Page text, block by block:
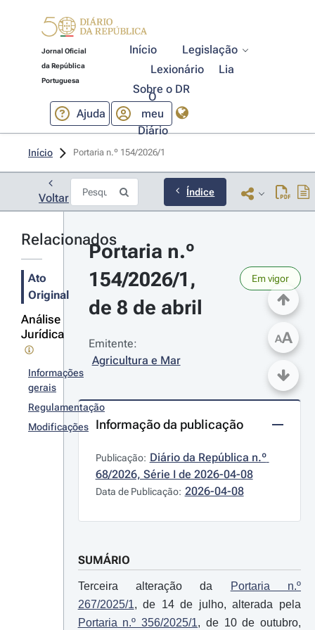
Jornal Oficial
da República
Portuguesa
Início
Legislação
Lexionário
Lia
Sobre o DR
Ajuda
O
meu
Diário
Início Portaria n.º 154/2026/1
Voltar Índice
Relacionados
Ato
Original
Análise
Jurídica
Informações
gerais
Regulamentação
Modificações
Portaria n.º
154/2026/1,
de 8 de abril
Em vigor
Emitente:
Agricultura e Mar
Informação da publicação
Publicação: Diário da República n.º
68/2026, Série I de 2026-04-08
Data de Publicação: 2026-04-08
SUMÁRIO
Terceira alteração da
Portaria n.º
267/2025/1, de 14 de julho, alterada pela
Portaria n.º 356/2025/1, de 10 de outubro,
AA